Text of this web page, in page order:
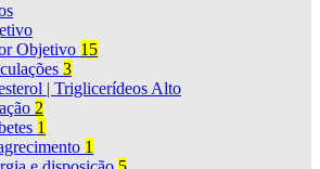
Objetivo 15
3
| Triglicerídeos Alto
2
1
1